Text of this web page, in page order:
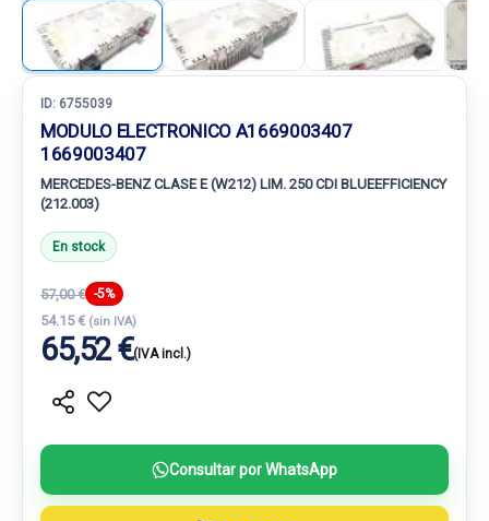
ID: 6755039
MODULO ELECTRONICO A1669003407
1669003407
MERCEDES-BENZ CLASE E (W212) LIM. 250 CDI BLUEEFFICIENCY
(212.003)
En stock
57,00 € -5%
54.15 € (sin IVA)
65,52 €(IVA incl.)
Consultar por WhatsApp